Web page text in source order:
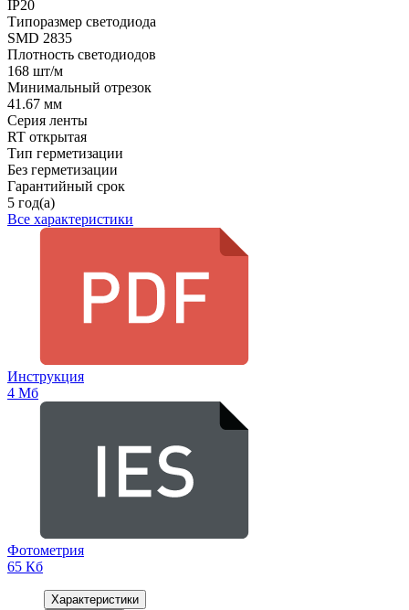
IP20
Типоразмер светодиода
SMD 2835
Плотность светодиодов
168 шт/м
Минимальный отрезок
41.67 мм
Серия ленты
RT открытая
Тип герметизации
Без герметизации
Гарантийный срок
5 год(а)
Все характеристики
Инструкция
4 Мб
Фотометрия
65 Кб
Характеристики